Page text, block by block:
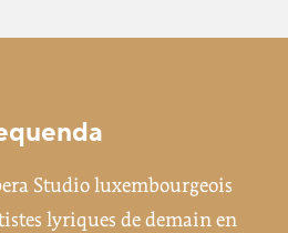
Studio luxembourgeois
lyriques de demain en